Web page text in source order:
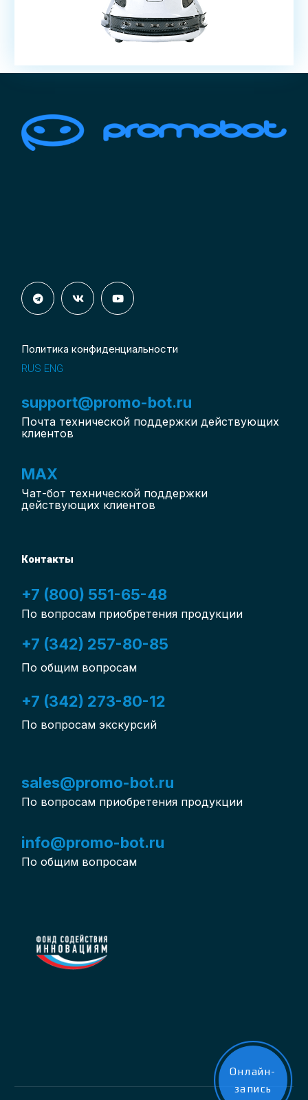
Политика конфиденциальности
RUS ENG
support@promo-bot.ru
Почта технической поддержки действующих
клиентов
MAX
Чат-бот технической поддержки
действующих клиентов
Контакты
+7 (800) 551-65-48
По вопросам приобретения продукции
+7 (342) 257-80-85
По общим вопросам
+7 (342) 273-80-12
По вопросам экскурсий
sales@promo-bot.ru
По вопросам приобретения продукции
info@promo-bot.ru
По общим вопросам
Онлайн-
запись